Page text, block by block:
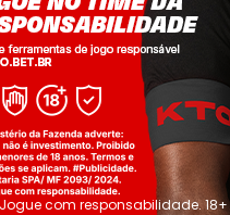
Jogue com responsabilidade. 18+